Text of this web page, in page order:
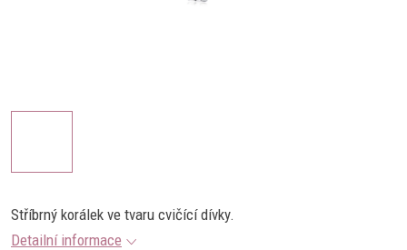
Stříbrný korálek ve tvaru cvičící dívky.
Detailní informace